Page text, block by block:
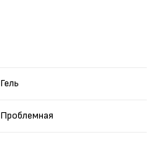
Гель
Проблемная